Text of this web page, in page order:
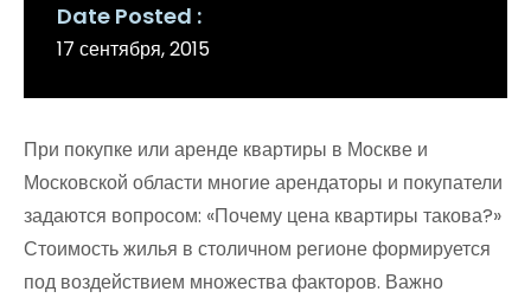
Date Posted
17 сентября, 2015
При покупке или аренде квартиры в Москве и
Московской области многие арендаторы и покупатели
задаются вопросом: «Почему цена квартиры такова?»
Стоимость жилья в столичном регионе формируется
под воздействием множества факторов. Важно